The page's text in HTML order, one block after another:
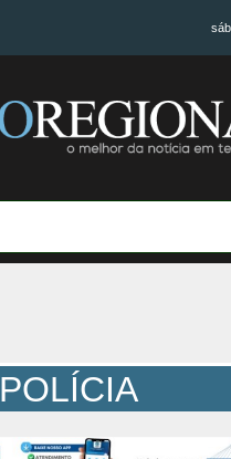
POLÍCIA